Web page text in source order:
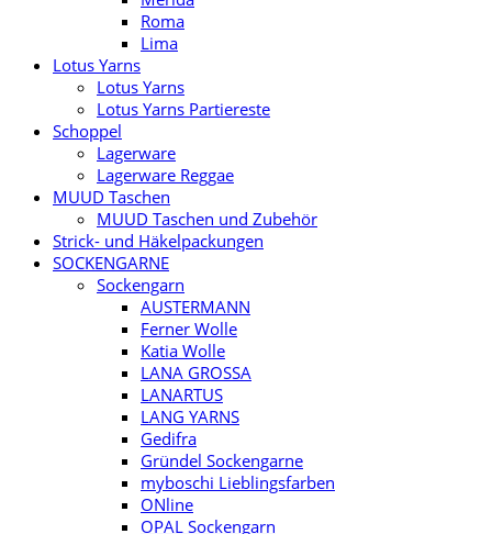
Roma
Lima
Lotus Yarns
Lotus Yarns
Lotus Yarns Partiereste
Schoppel
Lagerware
Lagerware Reggae
MUUD Taschen
MUUD Taschen und Zubehör
Strick- und Häkelpackungen
SOCKENGARNE
Sockengarn
AUSTERMANN
Ferner Wolle
Katia Wolle
LANA GROSSA
LANARTUS
LANG YARNS
Gedifra
Gründel Sockengarne
myboschi Lieblingsfarben
ONline
OPAL Sockengarn